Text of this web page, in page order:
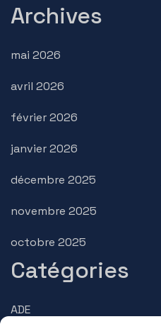
Archives
mai 2026
avril 2026
février 2026
janvier 2026
décembre 2025
novembre 2025
octobre 2025
Catégories
ADE